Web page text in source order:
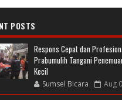
POSTS
Respons Cepat dan
Prabumulih Tangani
Kecil
Sumsel Bicara Aug